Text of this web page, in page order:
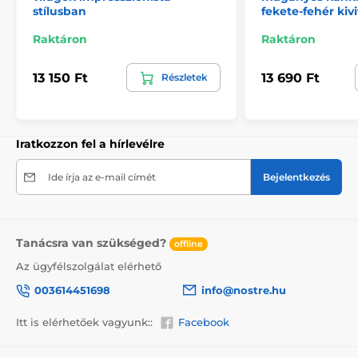
2) Motívum szerint vágott öntapadós fotótapéták
A 270 cm magas tapéták mintája igazodik a
eredményezheti. A webshopban a méret
kiválasztásakor megjelenik a pontos előnézet. Minden
tapéta 49 cm széles csíkokból áll.
245x270
(5 csík) , 294x270
stílusban
Raktáron
13 150 Ft Részletek
fekete-fehér
Raktáron
13 690 Ft
Iratkozzon fel a hírlevélre
Ide írja az e-mail címét Bejelentkezés
Tanácsra van szükséged? offline
Az ügyfélszolgálat elérhető
003614451698
info@nostre.hu
Itt is elérhetőek vagyunk:: Facebook